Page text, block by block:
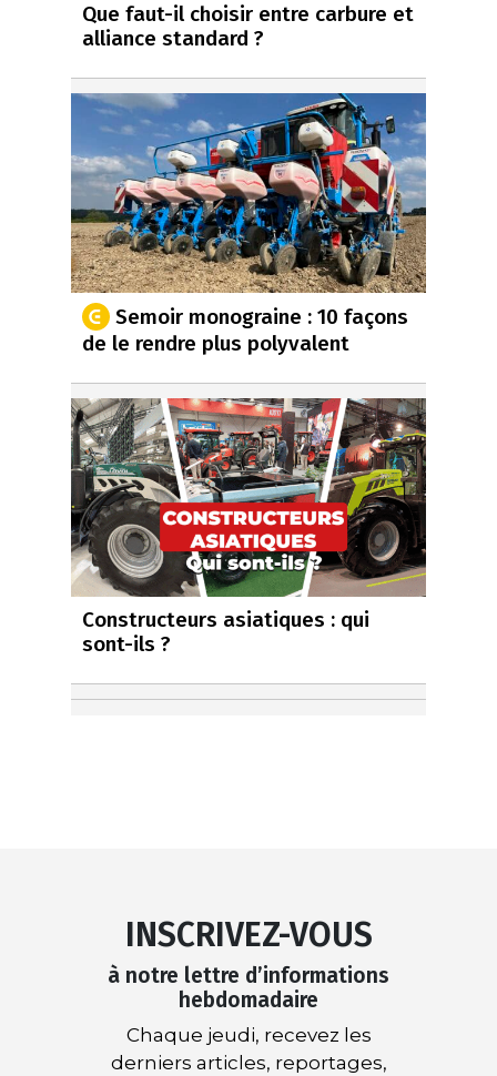
Que faut-il choisir entre carbure et
alliance standard ?
Semoir monograine : 10 façons
de le rendre plus polyvalent
Constructeurs asiatiques : qui
sont-ils ?
INSCRIVEZ-VOUS
à notre lettre d’informations
hebdomadaire
Chaque jeudi, recevez les
derniers articles, reportages,